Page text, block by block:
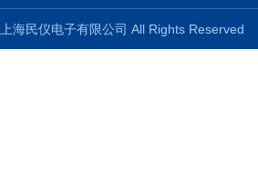
上海民仪电子有限公司 All Rights